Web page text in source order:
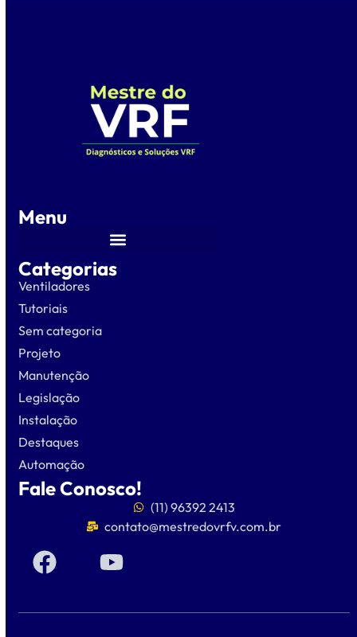
Menu
Categorias
Ventiladores
Tutoriais
Sem categoria
Projeto
Manutenção
Legislação
Instalação
Destaques
Automação
Fale Conosco!
(11) 96392 2413
contato@mestredovrfv.com.br